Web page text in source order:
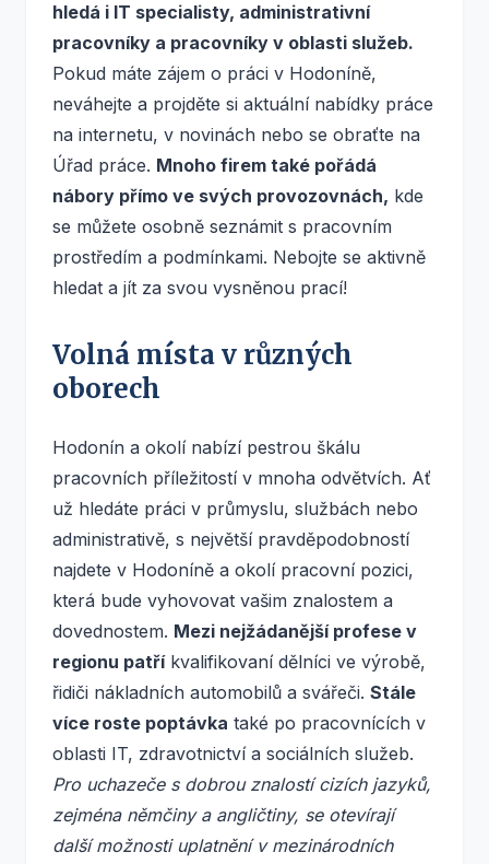
hledá i IT specialisty, administrativní
pracovníky a pracovníky v oblasti služeb.
Pokud máte zájem o práci v Hodoníně,
neváhejte a projděte si aktuální nabídky práce
na internetu, v novinách nebo se obraťte na
Úřad práce. Mnoho firem také pořádá
nábory přímo ve svých provozovnách, kde
se můžete osobně seznámit s pracovním
prostředím a podmínkami. Nebojte se aktivně
hledat a jít za svou vysněnou prací!
Volná místa v různých
oborech
Hodonín a okolí nabízí pestrou škálu
pracovních příležitostí v mnoha odvětvích. Ať
už hledáte práci v průmyslu, službách nebo
administrativě, s největší pravděpodobností
najdete v Hodoníně a okolí pracovní pozici,
která bude vyhovovat vašim znalostem a
dovednostem. Mezi nejžádanější profese v
regionu patříkvalifikovaní dělníci ve výrobě,
řidiči nákladních automobilů a svářeči. Stále
více roste poptávka také po pracovnících v
oblasti IT, zdravotnictví a sociálních služeb.
Pro uchazeče s dobrou znalostí cizích jazyků,
zejména němčiny a angličtiny, se otevírají
další možnosti uplatnění v mezinárodních